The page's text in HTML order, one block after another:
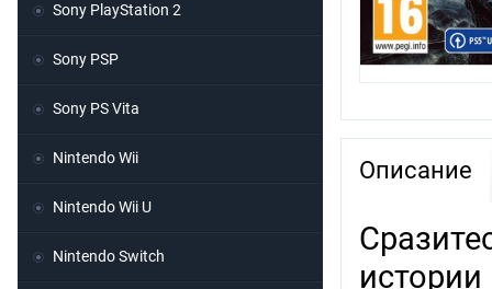
Описание
Sony PlayStation 2
Sony PSP
Sony PS Vita
Nintendo Wii
Nintendo Wii U
Nintendo Switch